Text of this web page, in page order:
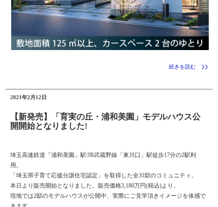
続きを読む
2021年2月12日
【新発売】「育実の丘・浦和美園」モデルハウス公
開開始となりました!
埼玉高速鉄道「浦和美園」駅/JR武蔵野線「東川口」駅徒歩17分の2駅利
用。
「埼玉県子育て応援分譲住宅認定」を取得した全31邸のコミュニティ。
本日より販売開始となりました。販売価格3,180万円(税込)より。
現地では2邸のモデルハウスが公開中、実際にご見学頂きイメージを体感で